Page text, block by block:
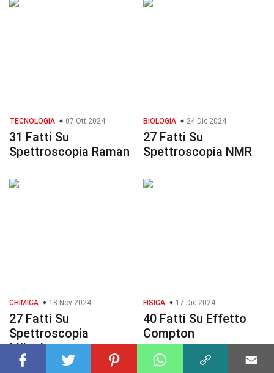
TECNOLOGIA 07 Ott 2024
31 Fatti Su
Spettroscopia Raman
BIOLOGIA 24 Dic 2024
27 Fatti Su
Spettroscopia NMR
CHIMICA 18 Nov 2024
27 Fatti Su
Spettroscopia
Mössbauer
FISICA 17 Dic 2024
40 Fatti Su Effetto
Compton